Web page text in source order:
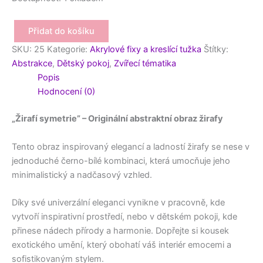
Žirafí
symetrie
množství
Přidat do košíku
SKU: 25 Kategorie: Akrylové fixy a kreslící tužka Štítky:
Abstrakce, Dětský pokoj, Zvířecí tématika
Popis
Hodnocení (0)
„Žirafí symetrie” – Originální abstraktní obraz žirafy
Tento obraz inspirovaný elegancí a ladností žirafy se nese v
jednoduché černo-bílé kombinaci, která umocňuje jeho
minimalistický a nadčasový vzhled.
Díky své univerzální eleganci vynikne v pracovně, kde
vytvoří inspirativní prostředí, nebo v dětském pokoji, kde
přinese nádech přírody a harmonie. Dopřejte si kousek
exotického umění, který obohatí váš interiér emocemi a
sofistikovaným stylem.